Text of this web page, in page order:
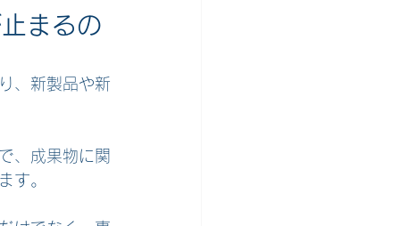
まるの
、新製品や新
、成果物に関
す。